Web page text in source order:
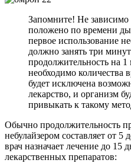
Запомните! Не зависимо
положено по времени
первое использование
должно занять три
продолжительность на 1
необходимо количества
будет исключена
лекарство, и организм
привыкать к такому
Обычно продолжительность
небулайзером составляет от
врач назначает лечение до 15
лекарственных препаратов: